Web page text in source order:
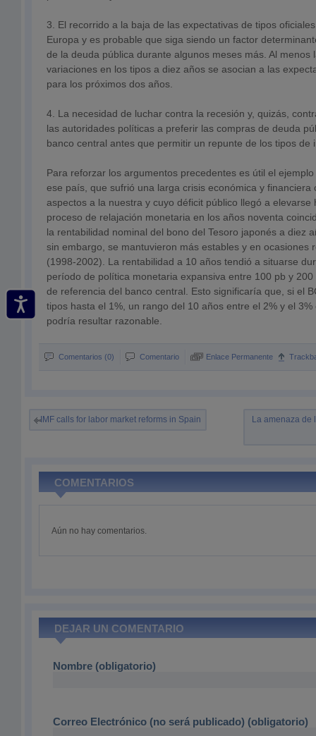
3. El recorrido a la baja de las expectativas de tipos
Europa y es probable que siga siendo un factor
de la deuda pública durante algunos meses más. Al menos
variaciones en los tipos a diez años se asocian a las
para los próximos dos años.
4. La necesidad de luchar contra la recesión y, quizás,
las autoridades políticas a preferir las compras de deuda
banco central antes que permitir un repunte de los tipos de
Para reforzar los argumentos precedentes es útil el
ese país, que sufrió una larga crisis económica y financiera
aspectos a la nuestra y cuyo déficit público llegó a elevarse
proceso de relajación monetaria en los años noventa
la rentabilidad nominal del bono del Tesoro japonés a diez
sin embargo, se mantuvieron más estables y en ocasiones
(1998-2002). La rentabilidad a 10 años tendió a situarse
período de política monetaria expansiva entre 100 pb y
de referencia del banco central. Esto significaría que, si el
tipos hasta el 1%, un rango del 10 años entre el 2% y el
podría resultar razonable.
Comentarios (0) Comentario Enlace Permanente
IMF calls for labor market reforms in Spain La amenaza de
COMENTARIOS
Aún no hay comentarios.
DEJAR UN COMENTARIO
Nombre (obligatorio)
Correo Electrónico (no será publicado) (obligatorio)